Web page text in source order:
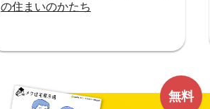
の住まいのかたち
無料